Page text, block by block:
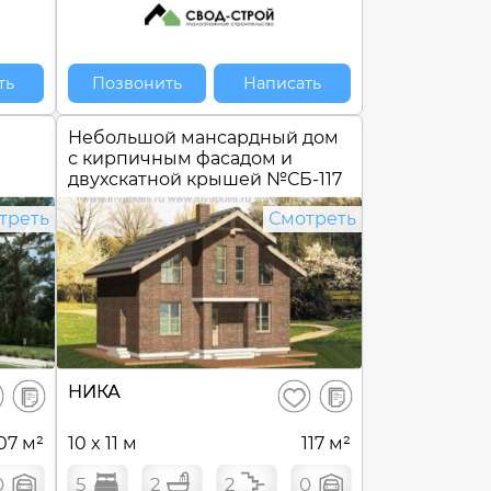
Позвонить Написать
В
сравнение
м²
Небольшой мансардный дом
с кирпичным фасадом и
двухскатной крышей №СБ-117
Смотреть
НИКА Сохранить
В
сравнение
10 x 11 м 117 м²
5 2 2 0